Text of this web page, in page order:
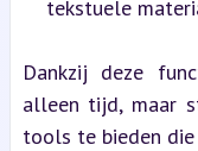
tekstuele
Dankzij deze
alleen tijd, maar
tools te bieden die